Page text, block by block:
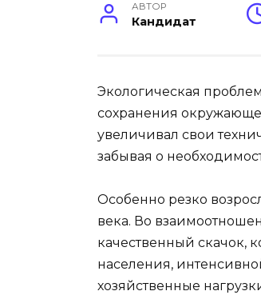
АВТОР
Кандидат
Экологическая
сохранения
увеличивал свои
забывая о
Особенно резко
века. Во
качественный скачок,
населения,
хозяйственные